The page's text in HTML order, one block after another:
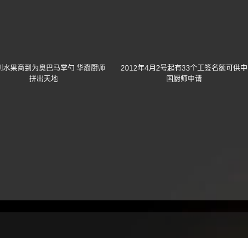
水果商到为奥巴马掌勺 华裔厨师
拼出天地
2012年4月2号起有33个工签名额可供中
国厨师申请